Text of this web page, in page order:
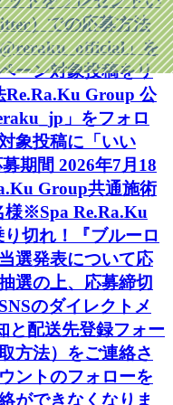
）での応募方法
」を
ーン対象投稿をリ
Re.Ra.Ku Group 公
」をフォロ
象投稿に「いい
期間 2026年7月18
Group共通施術
様※Spa Re.Ra.Ku
切れ！『ブルーロ
選発表について応
選の上、応募締切
のダイレクトメ
と配送先登録フォー
方法）をご連絡さ
ントのフォローを
ができなくなりま